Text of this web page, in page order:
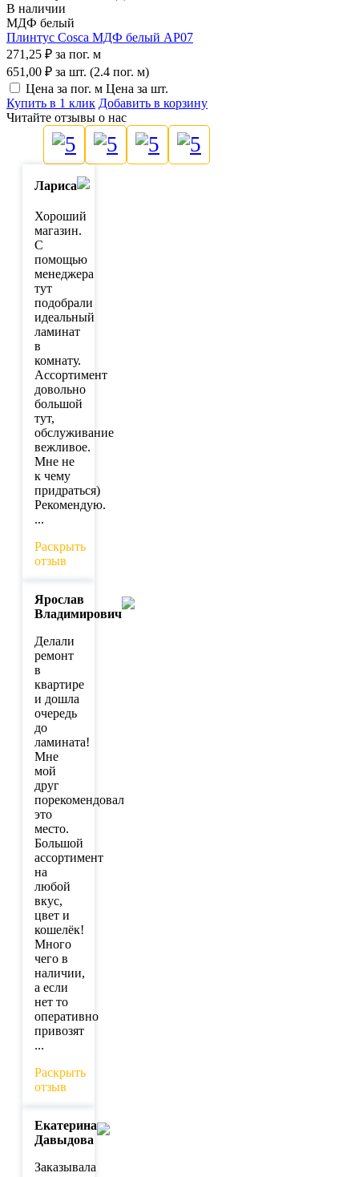
В наличии
МДФ белый
Плинтус Cosca МДФ белый AP07
271,25 ₽ за пог. м
651,00 ₽ за шт. (2.4 пог. м)
Цена за пог. м Цена за шт.
Купить в 1 клик Добавить в корзину
Читайте отзывы о нас
5 5 5 5
Лариса
Хороший
магазин.
С
помощью
менеджера
тут
подобрали
идеальный
ламинат
в
комнату.
Ассортимент
довольно
большой
тут,
обслуживание
вежливое.
Мне не
к чему
придраться)
Рекомендую.
...
Раскрыть
отзыв
Ярослав
Владимирович
Делали
ремонт
в
квартире
и дошла
очередь
до
ламината!
Мне
мой
друг
порекомендовал
это
место.
Большой
ассортимент
на
любой
вкус,
цвет и
кошелёк!
Много
чего в
наличии,
а если
нет то
оперативно
привозят
...
Раскрыть
отзыв
Екатерина
Давыдова
Заказывала